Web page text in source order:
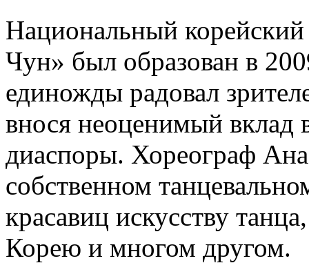
Национальный
Чун» был образован в
единожды радовал
внося неоценимый вклад
диаспоры. Хореограф
собственном
красавиц искусству
Корею и многом другом.